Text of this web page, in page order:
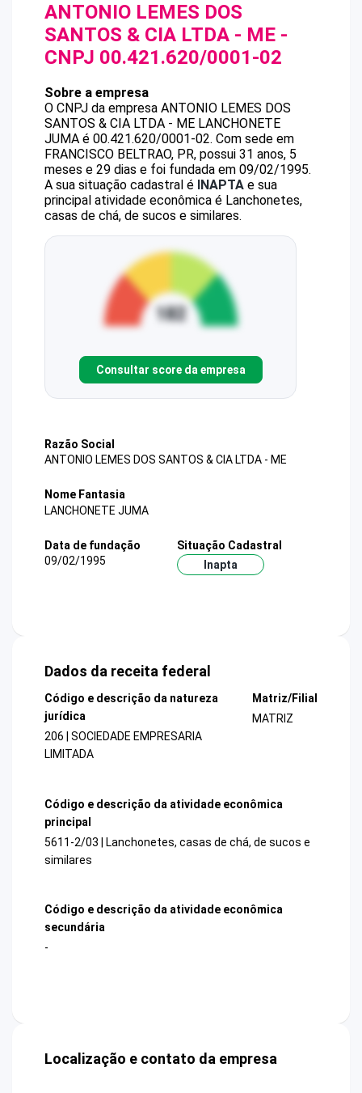
ANTONIO LEMES DOS
SANTOS & CIA LTDA - ME -
CNPJ 00.421.620/0001-02
Sobre a empresa
O CNPJ da empresa ANTONIO LEMES DOS
SANTOS & CIA LTDA - ME LANCHONETE
JUMA é 00.421.620/0001-02. Com sede em
FRANCISCO BELTRAO, PR, possui 31 anos, 5
meses e 29 dias e foi fundada em 09/02/1995.
A sua situação cadastral é INAPTA e sua
principal atividade econômica é Lanchonetes,
casas de chá, de sucos e similares.
Consultar score da empresa
Razão Social
ANTONIO LEMES DOS SANTOS & CIA LTDA - ME
Nome Fantasia
LANCHONETE JUMA
Data de fundação
09/02/1995
Situação Cadastral
Inapta
Dados da receita federal
Código e descrição da natureza
jurídica
206 | SOCIEDADE EMPRESARIA
LIMITADA
Matriz/Filial
MATRIZ
Código e descrição da atividade econômica
principal
5611-2/03 | Lanchonetes, casas de chá, de sucos e
similares
Código e descrição da atividade econômica
secundária
-
Localização e contato da empresa